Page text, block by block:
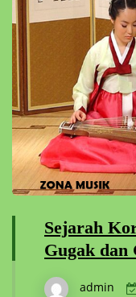
Sejarah
Gugak dan
admin